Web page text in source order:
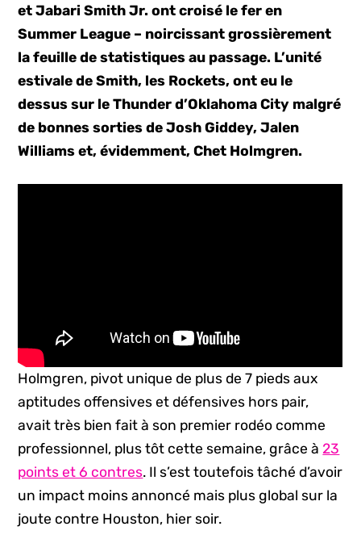
et Jabari Smith Jr. ont croisé le fer en
Summer League – noircissant grossièrement
la feuille de statistiques au passage. L’unité
estivale de Smith, les Rockets, ont eu le
dessus sur le Thunder d’Oklahoma City malgré
de bonnes sorties de Josh Giddey, Jalen
Williams et, évidemment, Chet Holmgren.
Holmgren, pivot unique de plus de 7 pieds aux
aptitudes offensives et défensives hors pair,
avait très bien fait à son premier rodéo comme
professionnel, plus tôt cette semaine, grâce à23
points et 6 contres. Il s’est toutefois tâché d’avoir
un impact moins annoncé mais plus global sur la
joute contre Houston, hier soir.